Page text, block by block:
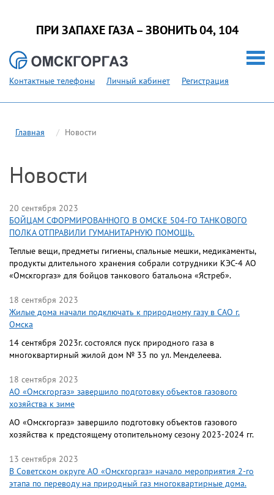
ПРИ ЗАПАХЕ ГАЗА – ЗВОНИТЬ 04, 104
Контактные телефоны Личный кабинет Регистрация
Главная Новости
Новости
20 сентября 2023
БОЙЦАМ СФОРМИРОВАННОГО В ОМСКЕ 504-ГО ТАНКОВОГО
ПОЛКА ОТПРАВИЛИ ГУМАНИТАРНУЮ ПОМОЩЬ.
Теплые вещи, предметы гигиены, спальные мешки, медикаменты,
продукты длительного хранения собрали сотрудники КЭС-4 АО
«Омскгоргаз» для бойцов танкового батальона «Ястреб».
18 сентября 2023
Жилые дома начали подключать к природному газу в САО г.
Омска
14 сентября 2023г. состоялся пуск природного газа в
многоквартирный жилой дом № 33 по ул. Менделеева.
18 сентября 2023
АО «Омскгоргаз» завершило подготовку объектов газового
хозяйства к зиме
АО «Омскгоргаз» завершило подготовку объектов газового
хозяйства к предстоящему отопительному сезону 2023-2024 гг.
13 сентября 2023
В Советском округе АО «Омскгоргаз» начало мероприятия 2-го
этапа по переводу на природный газ многоквартирные дома.